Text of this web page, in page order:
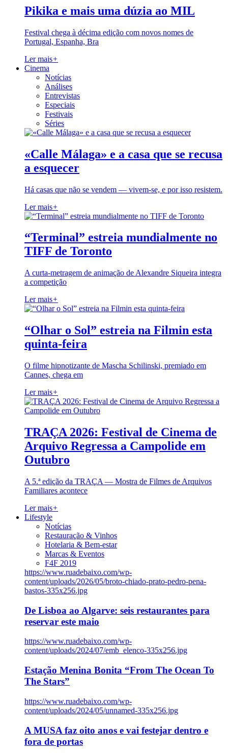
Pikika e mais uma dúzia ao MIL
Festival chega à décima edição com novos nomes de
Portugal, Espanha, Bra
Ler mais+
Cinema
Notícias
Análises
Entrevistas
Especiais
Festivais
Séries
«Calle Málaga» e a casa que se recusa
a esquecer
Há casas que não se vendem — vivem-se, e por isso resistem.
Ler mais+
“Terminal” estreia mundialmente no
TIFF de Toronto
A curta-metragem de animação de Alexandre Siqueira integra
a competição
Ler mais+
“Olhar o Sol” estreia na Filmin esta
quinta-feira
O filme hipnotizante de Mascha Schilinski, premiado em
Cannes, chega em
Ler mais+
TRAÇA 2026: Festival de Cinema de
Arquivo Regressa a Campolide em
Outubro
A 5.ª edição da TRAÇA — Mostra de Filmes de Arquivos
Familiares acontece
Ler mais+
Lifestyle
Notícias
Restauração & Vinhos
Hotelaria & Bem-estar
Marcas & Eventos
F4F 2019
https://www.ruadebaixo.com/wp-
content/uploads/2026/05/broto-chiado-prato-pedro-pena-
bastos-335x256.jpg
De Lisboa ao Algarve: seis restaurantes para
reservar este maio
https://www.ruadebaixo.com/wp-
content/uploads/2024/07/emb_elenco-335x256.jpg
Estação Menina Bonita “From The Ocean To
The Stars”
https://www.ruadebaixo.com/wp-
content/uploads/2024/05/unnamed-335x256.jpg
A MUSA faz oito anos e vai festejar dentro e
fora de portas